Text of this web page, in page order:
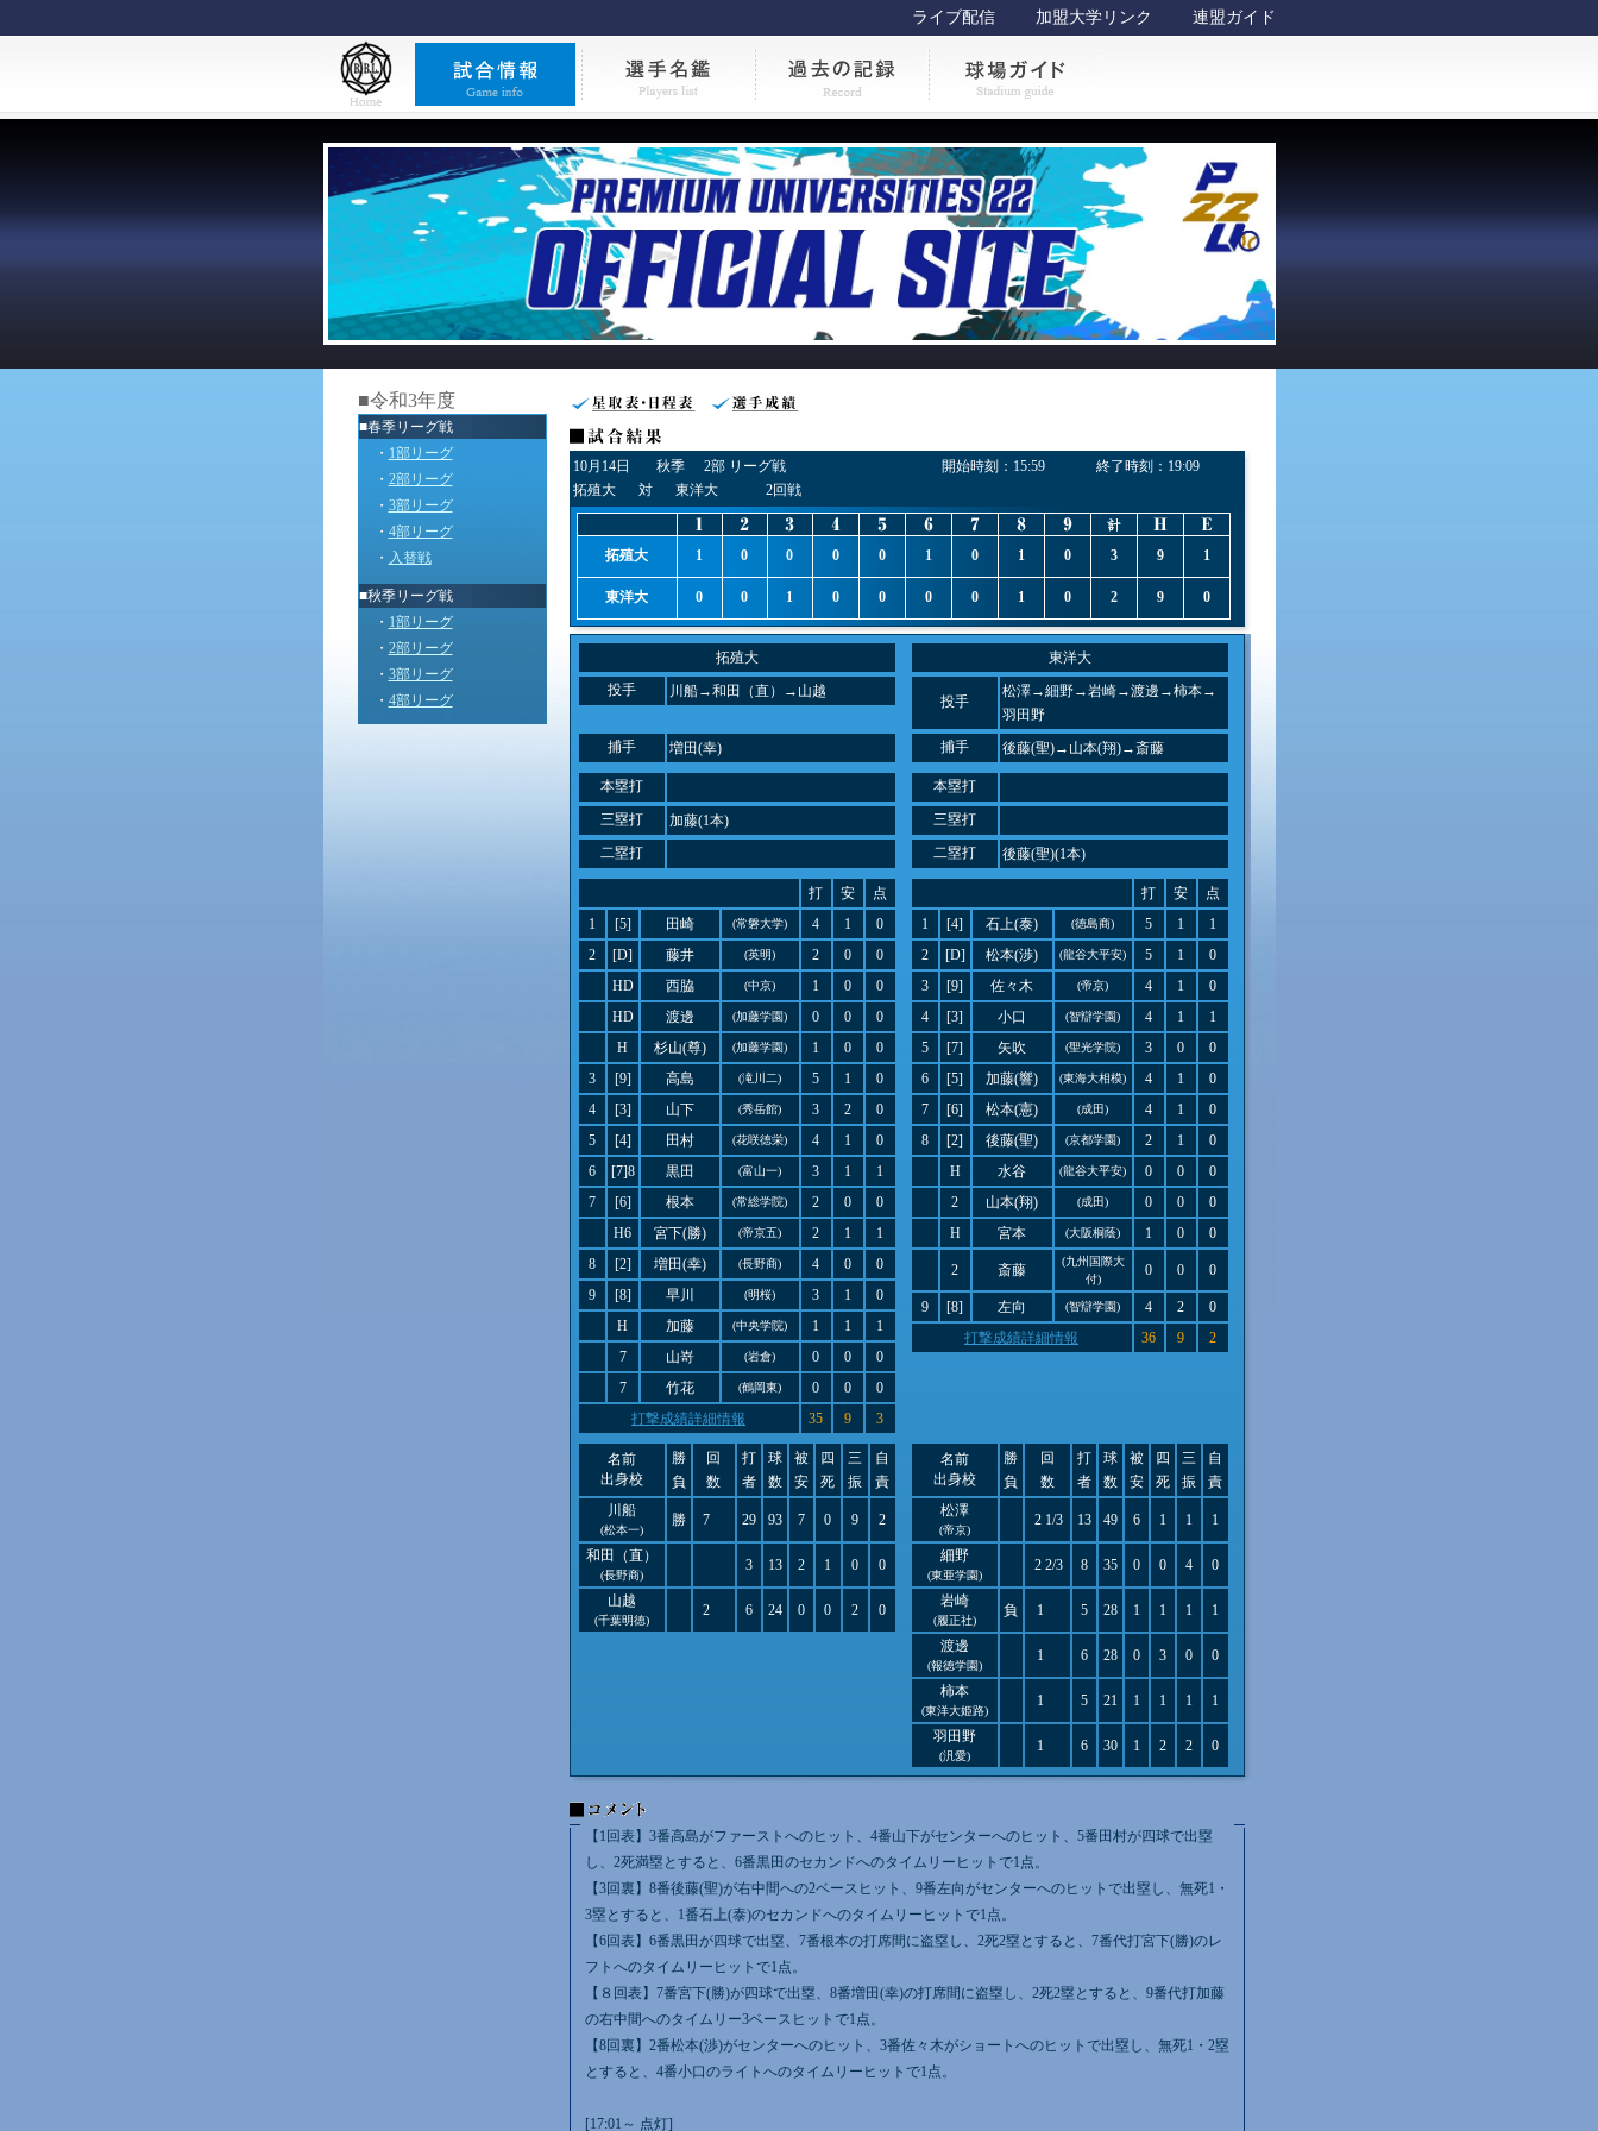
ライブ配信 加盟大学リンク 連盟ガイド
■令和3年度
■春季リーグ戦
・ 1部リーグ
・ 2部リーグ
・ 3部リーグ
・ 4部リーグ
・ 入替戦
■秋季リーグ戦
・ 1部リーグ
・ 2部リーグ
・ 3部リーグ
・ 4部リーグ
10月14日 秋季 2部 リーグ戦 開始時刻： 15:59 終了時刻： 19:09
拓殖大
対 東洋大 2回戦
拓殖大 1 0 0 0 0 1 0 1 0 3 9 1
東洋大 0 0 1 0 0 0 0 1 0 2 9 0
拓殖大
投手
川船→和田（直）→山越
東洋大
投手
松澤→細野→岩崎→渡邊→柿本→
羽田野
捕手
増田(幸) 捕手 後藤(聖)→山本(翔)→斎藤
本塁打
本塁打
三塁打
加藤(1本)
三塁打
二塁打
二塁打 後藤(聖)(1本)
打 安
点
1
[5] 田崎 (常磐大学) 4 1
0
2
[D] 藤井 (英明) 2 0
0
HD
西脇 (中京) 1 0
0
HD
渡邊 (加藤学園) 0 0
0
H
杉山(尊) (加藤学園) 1 0
0
3
[9] 高島 (滝川二) 5 1
0
4
[3] 山下 (秀岳館) 3 2
0
5
[4] 田村 (花咲徳栄) 4 1
0
6
[7]8 黒田 (富山一) 3 1
1
7
[6] 根本 (常総学院) 2 0
0
H6
宮下(勝) (帝京五) 2 1
1
8
[2] 増田(幸) (長野商) 4 0
0
9
[8] 早川 (明桜) 3 1
0
H
加藤 (中央学院) 1 1
1
7
山嵜 (岩倉) 0 0
0
7
竹花 (鶴岡東) 0 0
0
打撃成績詳細情報
35 9 3
打 安
点
1
[4] 石上(泰) (徳島商) 5 1
1
2
[D] 松本(渉) (龍谷大平安) 5 1
0
3
[9] 佐々木 (帝京) 4 1
0
4
[3] 小口 (智辯学園) 4 1
1
5
[7] 矢吹 (聖光学院) 3 0
0
6
[5] 加藤(響) (東海大相模) 4 1
0
7
[6] 松本(憲) (成田) 4 1
0
8
[2] 後藤(聖) (京都学園) 2 1
0
H
水谷 (龍谷大平安) 0 0
0
2
山本(翔) (成田) 0 0
0
H
宮本 (大阪桐蔭) 1 0 0
2 斎藤
(九州国際大
付)
0 0 0
9 [8] 左向 (智辯学園) 4 2
0
打撃成績詳細情報
36 9 2
名前
出身校
勝
負
回
数
打
者
球
数
被
安
四
死
三
振
自
責
川船
(松本一)
勝 7 29 93 7 0 9 2
和田（直）
(長野商)
3 13 2 1 0 0
山越
(千葉明徳)
2 6 24 0 0 2 0
名前
出身校
勝
負
回
数
打
者
球
数
被
安
四
死
三
振
自
責
松澤
(帝京)
2 1/3 13 49 6 1 1 1
細野
(東亜学園)
2 2/3 8 35 0 0 4 0
岩崎
(履正社)
負 1 5 28 1 1 1 1
渡邊
(報徳学園)
1 6 28 0 3 0 0
柿本
(東洋大姫路)
1 5 21 1 1 1 1
羽田野
(汎愛)
1 6 30 1 2 2 0
【1回表】3番高島がファーストへのヒット、4番山下がセンターへのヒット、5番田村が四球で出塁
し、2死満塁とすると、6番黒田のセカンドへのタイムリーヒットで1点。
【3回裏】8番後藤(聖)が右中間への2ベースヒット、9番左向がセンターへのヒットで出塁し、無死1・
3塁とすると、1番石上(泰)のセカンドへのタイムリーヒットで1点。
【6回表】6番黒田が四球で出塁、7番根本の打席間に盗塁し、2死2塁とすると、7番代打宮下(勝)のレ
フトへのタイムリーヒットで1点。
【８回表】7番宮下(勝)が四球で出塁、8番増田(幸)の打席間に盗塁し、2死2塁とすると、9番代打加藤
の右中間へのタイムリー3ベースヒットで1点。
【8回裏】2番松本(渉)がセンターへのヒット、3番佐々木がショートへのヒットで出塁し、無死1・2塁
とすると、4番小口のライトへのタイムリーヒットで1点。
[17:01～ 点灯]